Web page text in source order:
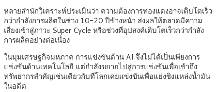
หลายสำนักวิเคราะห์ประเมินว่า ความต้องการทองแดงอาจเติบโตเร็ว
กว่ากำลังการผลิตในช่วง 10-20 ปีข้างหน้า ส่งผลให้ตลาดมีความ
เสี่ยงเข้าสู่ภาวะ Super Cycle หรือช่วงที่อุปสงค์เติบโตเร็วกว่ากำลัง
การผลิตอย่างต่อเนื่อง
ในมุมเศรษฐกิจมหภาค การแข่งขันด้าน AI จึงไม่ได้เป็นเพียงการ
แข่งขันด้านเทคโนโลยี แต่กำลังขยายไปสู่การแข่งขันเพื่อเข้าถึง
ทรัพยากรสำคัญเช่นเดียวกับที่โลกเคยแข่งขันเพื่อแย่งชิงแหล่งน้ำมัน
ในอดีต